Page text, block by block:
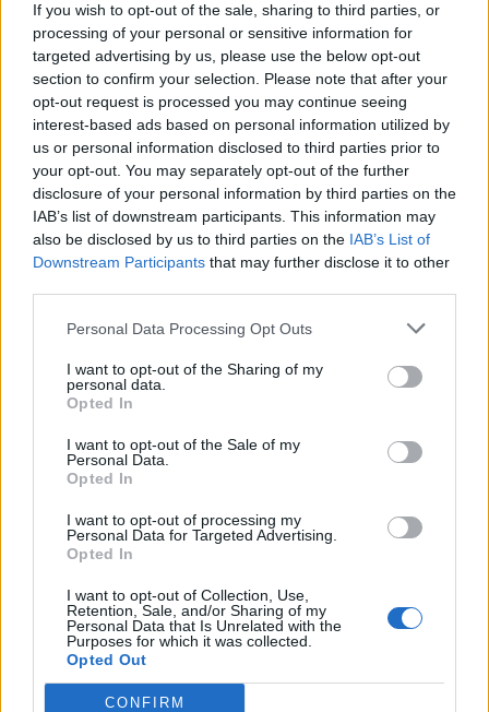
If you wish to opt-out of the sale, sharing to third parties, or
processing of your personal or sensitive information for
targeted advertising by us, please use the below opt-out
section to confirm your selection. Please note that after your
opt-out request is processed you may continue seeing
interest-based ads based on personal information utilized by
us or personal information disclosed to third parties prior to
your opt-out. You may separately opt-out of the further
disclosure of your personal information by third parties on the
IAB’s list of downstream participants. This information may
also be disclosed by us to third parties on the IAB’s List of
Downstream Participants that may further disclose it to other
Personal Data Processing Opt Outs
I want to opt-out of the Sharing of my
personal data.
Opted In
I want to opt-out of the Sale of my
Personal Data.
Opted In
I want to opt-out of processing my
Personal Data for Targeted Advertising.
Opted In
I want to opt-out of Collection, Use,
Retention, Sale, and/or Sharing of my
Personal Data that Is Unrelated with the
Purposes for which it was collected.
Opted Out
CONFIRM
Φ. Στάθης: Πιστοποιήθηκαν όλα τα
όργανα των παιδικών χαρών του Δήμου
Μουζακίου, απομένει η πιστοποίηση
λειτουργίας
Η εργολαβία αποκατάστασης των 26 παιδικών χαρών
φορέα, όλα τα όργανα που εμπεριέχονται σε αυτές,
Κατηγορία Τοπική Επικαιρότητα